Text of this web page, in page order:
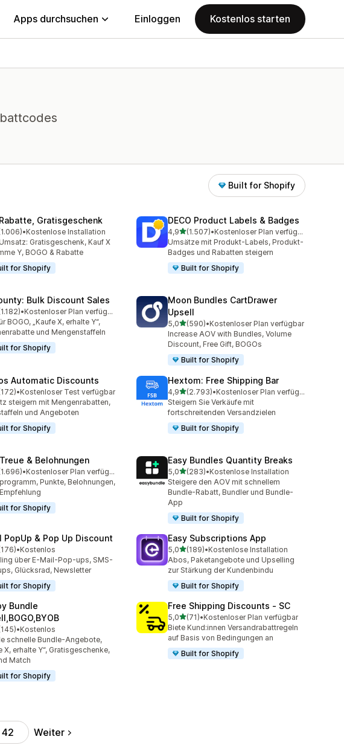
Apps durchsuchen Einloggen Kostenlos starten
Built for Shopify
Gratisgeschenk
5 Sternen
insgesamt
•Kostenlose Installation
Gratisgeschenk, Kauf X
Y, BOGO & Rabatte
for Shopify
DECO Product Labels & Badges
4,9von 5 Sternen
(1.507)
1507 Rezensionen insgesamt
•
Kostenloser Plan verfügbar
Umsätze mit Produkt-Labels, Produkt-
Badges und Rabatten steigern
Built for Shopify
Bulk Discount Sales
5 Sternen
insgesamt
•
Kostenloser Plan verfügbar
BOGO, „Kaufe X, erhalte Y“,
und Mengenstaffeln
for Shopify
Moon Bundles CartDrawer
Upsell
5,0von 5 Sternen
(590)
590 Rezensionen insgesamt
•Kostenloser Plan verfügbar
Increase AOV with Bundles, Volume
Discount, Free Gift, BOGOs
Built for Shopify
Automatic Discounts
5 Sternen
insgesamt
•Kostenloser Test verfügbar
steigern mit Mengenrabatten,
und Angeboten
for Shopify
Hextom: Free Shipping Bar
4,9von 5 Sternen
(2.793)
2793 Rezensionen insgesamt
•
Kostenloser Plan verfügbar
Steigern Sie Verkäufe mit
fortschreitenden Versandzielen
Built for Shopify
& Belohnungen
5 Sternen
insgesamt
•
Kostenloser Plan verfügbar
Punkte, Belohnungen,
for Shopify
Easy Bundles Quantity Breaks
5,0von 5 Sternen
(283)
283 Rezensionen insgesamt
•Kostenlose Installation
Steigere den AOV mit schnellem
Bundle-Rabatt, Bundler und Bundle-
App
Built for Shopify
PopUp & Pop Up Discount
5 Sternen
insgesamt
•Kostenlos
über E-Mail-Pop-ups, SMS-
Glücksrad, Newsletter
for Shopify
Easy Subscriptions App
5,0von 5 Sternen
(189)
189 Rezensionen insgesamt
•Kostenlose Installation
Abos, Paketangebote und Upselling
zur Stärkung der Kundenbindu
Built for Shopify
Bundle
5 Sternen
insgesamt
•Kostenlos
schnelle Bundle-Angebote,
X, erhalte Y“, Gratisgeschenke,
Match
for Shopify
Free Shipping Discounts ‑ SC
5,0von 5 Sternen
(71)
71 Rezensionen insgesamt
•Kostenloser Plan verfügbar
Biete Kund:innen Versandrabattregeln
auf Basis von Bedingungen an
Built for Shopify
42 Weiter